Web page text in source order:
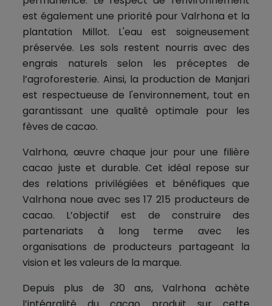
est également une priorité pour Valrhona et la
plantation Millot. L'eau est soigneusement
préservée. Les sols restent nourris avec des
engrais naturels selon les préceptes de
l’agroforesterie. Ainsi, la production de Manjari
est respectueuse de l'environnement, tout en
garantissant une qualité optimale pour les
fèves de cacao.
Valrhona, œuvre chaque jour pour une filière
cacao juste et durable. Cet idéal repose sur
des relations privilégiées et bénéfiques que
Valrhona noue avec ses 17 215 producteurs de
cacao. L’objectif est de construire des
partenariats à long terme avec les
organisations de producteurs partageant la
vision et les valeurs de la marque.
Depuis plus de 30 ans, Valrhona achète